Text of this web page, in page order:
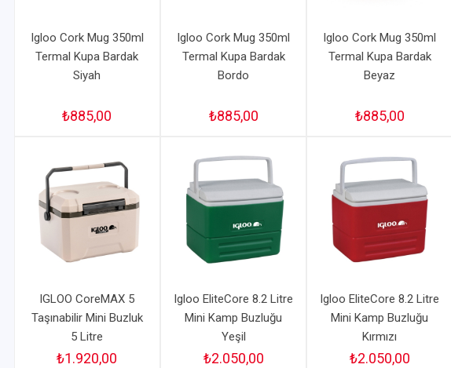
Igloo Cork Mug 350ml
Termal Kupa Bardak
Siyah
₺885,00
Igloo Cork Mug 350ml
Termal Kupa Bardak
Bordo
₺885,00
Igloo Cork Mug 350ml
Termal Kupa Bardak
Beyaz
₺885,00
IGLOO CoreMAX 5
Taşınabilir Mini Buzluk
5 Litre
₺1.920,00
Igloo EliteCore 8.2 Litre
Mini Kamp Buzluğu
Yeşil
₺2.050,00
Igloo EliteCore 8.2 Litre
Mini Kamp Buzluğu
Kırmızı
₺2.050,00